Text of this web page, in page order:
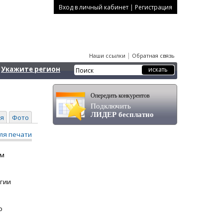
Вход в личный кабинет | Регистрация
Наши ссылки | Обратная связь
Укажите регион
Фото
печати
Опередить конкурентов
Подключить
ЛИДЕР бесплатно